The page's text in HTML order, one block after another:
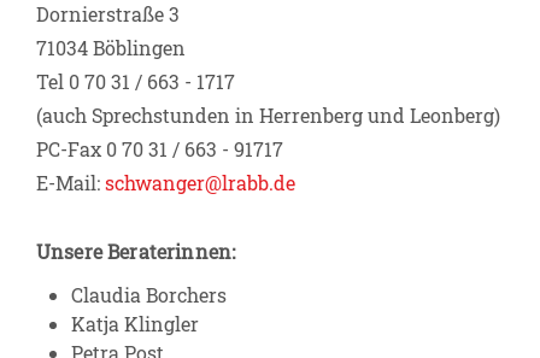
Dornierstraße 3
71034 Böblingen
Tel 0 70 31 / 663 - 1717
(auch Sprechstunden in Herrenberg und Leonberg)
PC-Fax 0 70 31 / 663 - 91717
E-Mail:schwanger@lrabb.de
Unsere Beraterinnen:
Claudia Borchers
Katja Klingler
Petra Post